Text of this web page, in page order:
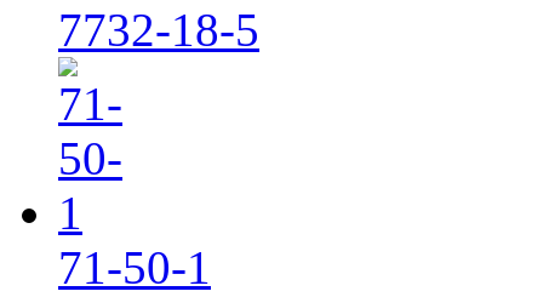
7732-18-5
71-50-1